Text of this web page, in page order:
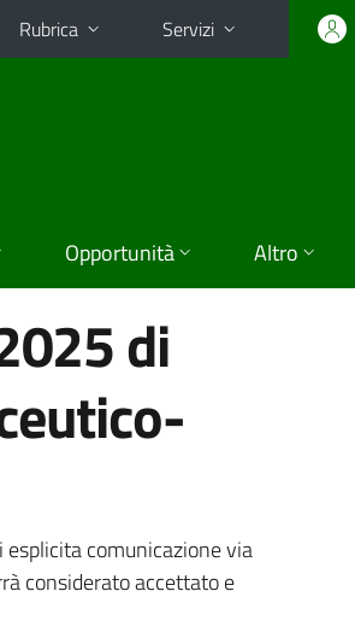
Rubrica Servizi
Opportunità Altro
di
comunicazione via
considerato accettato e